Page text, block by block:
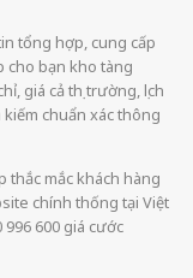
tổng hợp, cung cấp
cho bạn kho tàng
giá cả thị trường, lịch
chuẩn xác thông
thắc mắc khách hàng
chính thống tại Việt
600 giá cước